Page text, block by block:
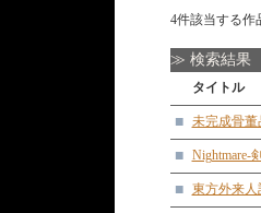
4件該当する作
≫ 検索結果
タイトル
■ 未完成骨董
■ Nightmare-
■ 東方外来